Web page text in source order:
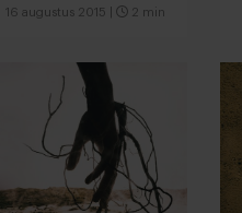
16 augustus 2015 2 min